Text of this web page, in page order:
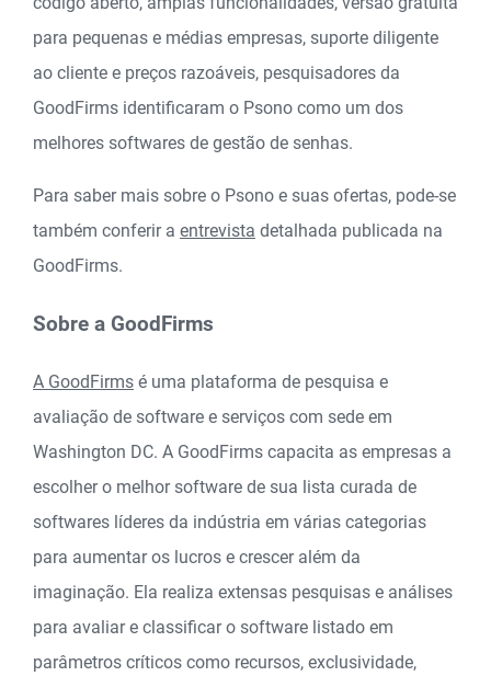
para pequenas e médias empresas, suporte diligente
ao cliente e preços razoáveis, pesquisadores da
GoodFirms identificaram o Psono como um dos
melhores softwares de gestão de senhas.
Para saber mais sobre o Psono e suas ofertas, pode-se
também conferir a entrevista detalhada publicada na
GoodFirms.
Sobre a GoodFirms
A GoodFirms é uma plataforma de pesquisa e
avaliação de software e serviços com sede em
Washington DC. A GoodFirms capacita as empresas a
escolher o melhor software de sua lista curada de
softwares líderes da indústria em várias categorias
para aumentar os lucros e crescer além da
imaginação. Ela realiza extensas pesquisas e análises
para avaliar e classificar o software listado em
parâmetros críticos como recursos, exclusividade,